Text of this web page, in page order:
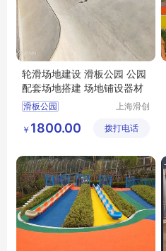
轮滑场地建设 滑板公园 公园
配套场地搭建 场地铺设器材
滑板公园
上海滑创
工程有限
￥ 1800.00 拨打电话